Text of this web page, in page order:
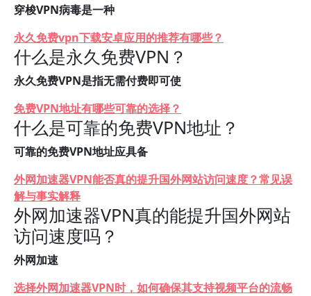
穿梭VPN病毒是一种
永久免费vpn下载安卓应用的推荐有哪些？
什么是永久免费VPN？
永久免费VPN是指无需付费即可使
免费VPN地址有哪些可靠的选择？
什么是可靠的免费VPN地址？
可靠的免费VPN地址应具备
外网加速器VPN能否真的提升国外网站访问速度？常见误
解与事实解释
外网加速器VPN真的能提升国外网站
访问速度吗？
外网加速
选择外网加速器VPN时，如何确保其支持视频平台的流畅